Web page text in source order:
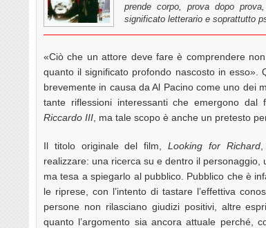
prende corpo, prova dopo
significato letterario e soprattutto
«Ciò che un attore deve fare è comprendere
quanto il significato profondo nascosto in esso».
brevemente in causa da Al Pacino come uno dei
tante riflessioni interessanti che emergono
Riccardo III , ma tale scopo è anche un pretesto
Il titolo originale del film, Looking for Richard,
realizzare: una ricerca su e dentro il
ma tesa a spiegarlo al pubblico. Pubblico che è
le riprese, con l’intento di tastare l’effettiva
persone non rilasciano giudizi positivi, altre
quanto l’argomento sia ancora attuale perché,